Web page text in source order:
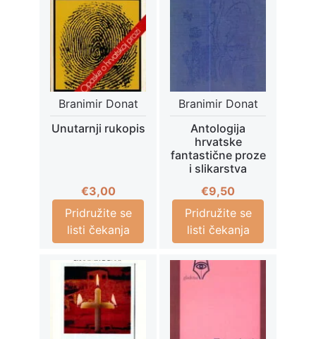
Branimir Donat
Unutarnji rukopis
€3,00
Pridružite se
listi čekanja
Branimir Donat
Antologija
hrvatske
fantastične proze
i slikarstva
€9,50
Pridružite se
listi čekanja